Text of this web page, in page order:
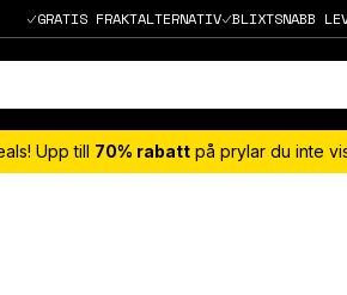
GRATIS FRAKTALTERNATIV BLIXTSNABB
Upp till 70% rabatt på prylar du inte